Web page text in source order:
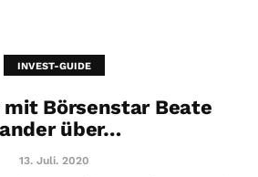
INVEST-GUIDE
mit Börsenstar Beate
über…
13. Juli. 2020